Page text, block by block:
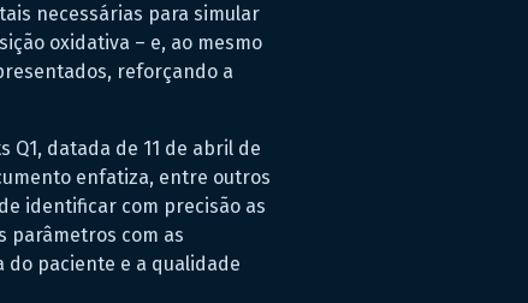
necessárias para simular
oxidativa – e, ao mesmo
reforçando a
Q1, datada de 11 de abril de
enfatiza, entre outros
identificar com precisão as
parâmetros com as
do paciente e a qualidade